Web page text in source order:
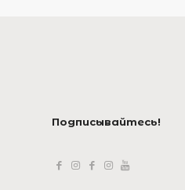
Подписывайтесь!